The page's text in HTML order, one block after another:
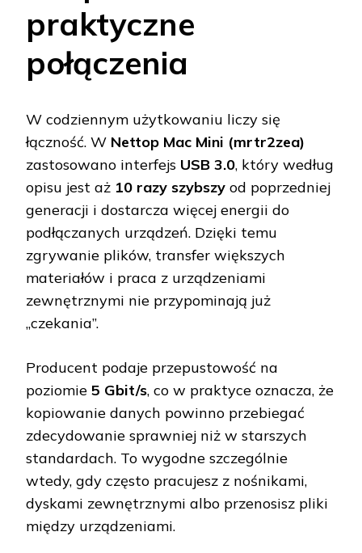
praktyczne
połączenia
W codziennym użytkowaniu liczy się
łączność. W Nettop Mac Mini (mrtr2zea)
zastosowano interfejs USB 3.0, który według
opisu jest aż 10 razy szybszy od poprzedniej
generacji i dostarcza więcej energii do
podłączanych urządzeń. Dzięki temu
zgrywanie plików, transfer większych
materiałów i praca z urządzeniami
zewnętrznymi nie przypominają już
„czekania”.
Producent podaje przepustowość na
poziomie 5 Gbit/s, co w praktyce oznacza, że
kopiowanie danych powinno przebiegać
zdecydowanie sprawniej niż w starszych
standardach. To wygodne szczególnie
wtedy, gdy często pracujesz z nośnikami,
dyskami zewnętrznymi albo przenosisz pliki
między urządzeniami.